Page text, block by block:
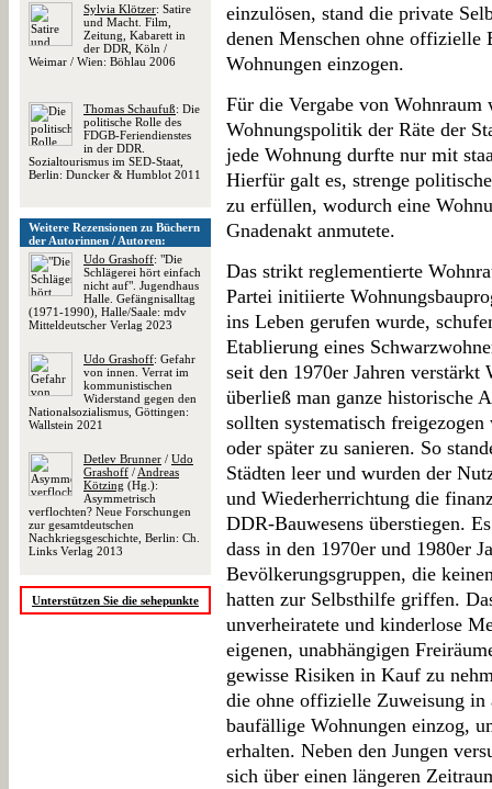
Sylvia Klötzer: Satire
und Macht. Film,
Zeitung, Kabarett in
der DDR, Köln /
Weimar / Wien: Böhlau 2006
Thomas Schaufuß: Die
politische Rolle des
FDGB-Feriendienstes
in der DDR.
Sozialtourismus im SED-Staat,
Berlin: Duncker & Humblot 2011
Weitere Rezensionen zu Büchern
der Autorinnen / Autoren:
Udo Grashoff: "Die
Schlägerei hört einfach
nicht auf". Jugendhaus
Halle. Gefängnisalltag
(1971-1990), Halle/Saale: mdv
Mitteldeutscher Verlag 2023
Udo Grashoff: Gefahr
von innen. Verrat im
kommunistischen
Widerstand gegen den
Nationalsozialismus, Göttingen:
Wallstein 2021
Detlev Brunner / Udo
Grashoff / Andreas
Kötzing (Hg.):
Asymmetrisch
verflochten? Neue Forschungen
zur gesamtdeutschen
Nachkriegsgeschichte, Berlin: Ch.
Links Verlag 2013
Unterstützen Sie die sehepunkte
einzulösen, stand die private
denen Menschen ohne offizielle
Wohnungen einzogen.
Für die Vergabe von
Wohnungspolitik der Räte der
jede Wohnung durfte nur mit
Hierfür galt es, strenge
zu erfüllen, wodurch eine
Gnadenakt anmutete.
Das strikt reglementierte
Partei initiierte
ins Leben gerufen wurde,
Etablierung eines
seit den 1970er Jahren verstärkt
überließ man ganze historische
sollten systematisch
oder später zu sanieren. So
Städten leer und wurden der
und Wiederherrichtung die
DDR-Bauwesens überstiegen.
dass in den 1970er und 1980er
Bevölkerungsgruppen, die
hatten zur Selbsthilfe griffen.
unverheiratete und kinderlose
eigenen, unabhängigen
gewisse Risiken in Kauf zu
die ohne offizielle Zuweisung in
baufällige Wohnungen einzog,
erhalten. Neben den Jungen
sich über einen längeren